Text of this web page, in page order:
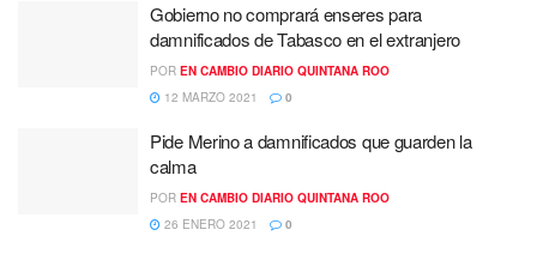
Gobierno no comprará enseres para
damnificados de Tabasco en el extranjero
POR EN CAMBIO DIARIO QUINTANA ROO
12 MARZO 2021
0
Pide Merino a damnificados que guarden la
calma
POR EN CAMBIO DIARIO QUINTANA ROO
26 ENERO 2021
0